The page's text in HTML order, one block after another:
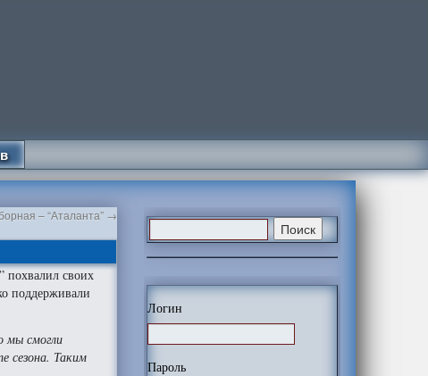
– “Аталанта” →
похвалил своих
поддерживали
мы смогли
сезона. Таким
Логин
Пароль